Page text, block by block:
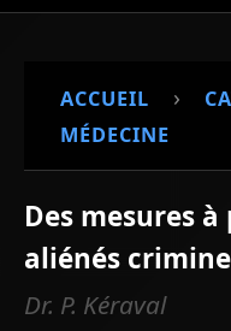
ACCUEIL ›
MÉDECINE
Des mesures
aliénés
Dr. P. Kéraval